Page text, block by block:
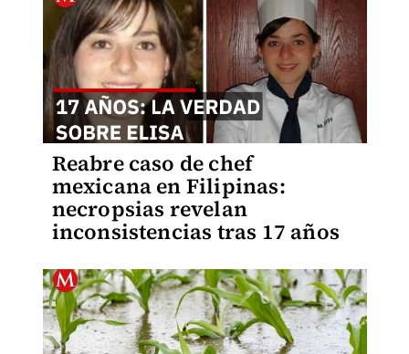
Reabre caso de chef
mexicana en Filipinas:
necropsias revelan
inconsistencias tras 17 años